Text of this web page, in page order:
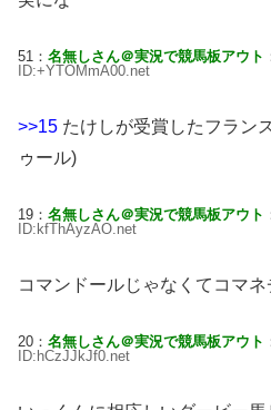
51： 名無しさん＠実況で競馬板アウト
ID:+YTOMmA00.net
>>15 たけしが受賞したフラン
ゥール)
19： 名無しさん＠実況で競馬板アウト
ID:kfThAyzAO.net
コマンドールじゃなくてコマ
20： 名無しさん＠実況で競馬板アウト
ID:hCzJJkJf0.net